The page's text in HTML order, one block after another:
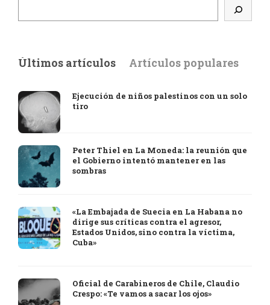
Últimos artículos Artículos populares
Ejecución de niños palestinos con un solo
tiro
Peter Thiel en La Moneda: la reunión que
el Gobierno intentó mantener en las
sombras
«La Embajada de Suecia en La Habana no
dirige sus críticas contra el agresor,
Estados Unidos, sino contra la víctima,
Cuba»
Oficial de Carabineros de Chile, Claudio
Crespo: «Te vamos a sacar los ojos»